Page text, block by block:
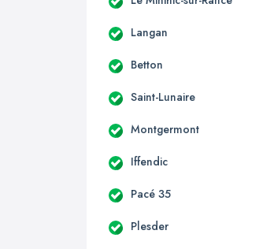
Langan
Betton
Saint-Lunaire
Montgermont
Iffendic
Pacé 35
Plesder